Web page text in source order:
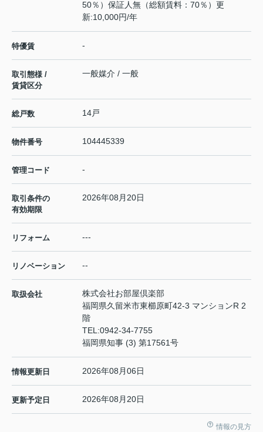
50％）保証人無（総額賃料：70％）更
新:10,000円/年
特優賃 -
取引態様 /
賃貸区分
一般媒介 / 一般
総戸数 14戸
物件番号 104445339
管理コード -
取引条件の
有効期限
2026年08月20日
リフォーム ---
リノベーション --
取扱会社
株式会社お部屋倶楽部
福岡県久留米市東櫛原町42-3 マンションR 2
階
TEL:0942-34-7755
福岡県知事 (3) 第17561号
情報更新日 2026年08月06日
更新予定日 2026年08月20日
情報の見方